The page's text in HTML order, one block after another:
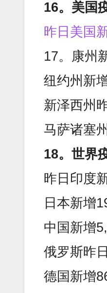
16。美国
昨日美国
17。康州
纽约州新
新泽西州
马萨诸塞
18。世界
昨日印度
日本新增
中国新增
俄罗斯昨
德国新增